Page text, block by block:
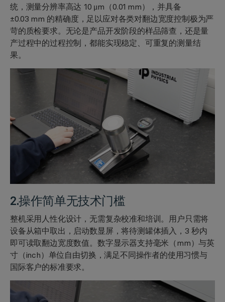
统，测量分辨率高达 10 μm（0.01 mm），并具备
±0.03 mm 的精确度，足以应对各类对翻边宽度控制极为严
苛的质检要求。无论是产品开发阶段的样品筛查，还是量
产过程中的过程控制，都能实现稳定、可重复的测量结
果。
2.操作简单无技术门槛
整机采用人性化设计，无需复杂校准和培训。用户只需将
设备从箱中取出，启动数显屏，将待测罐体插入，3 秒内
即可读取翻边宽度数值。数字显示器支持毫米（mm）与英
寸（inch）单位自由切换，满足不同操作者的使用习惯与
国际客户的标准要求。